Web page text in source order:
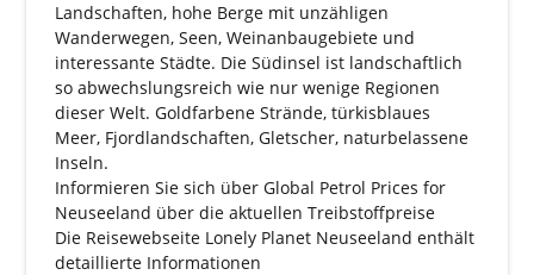
Landschaften, hohe Berge mit unzähligen
Wanderwegen, Seen, Weinanbaugebiete und
interessante Städte. Die Südinsel ist landschaftlich
so abwechslungsreich wie nur wenige Regionen
dieser Welt. Goldfarbene Strände, türkisblaues
Meer, Fjordlandschaften, Gletscher, naturbelassene
Inseln.
Informieren Sie sich überGlobal Petrol Prices for
Neuseeland über die aktuellen Treibstoffpreise
Die Reisewebseite Lonely Planet Neuseeland enthält
detaillierte Informationen